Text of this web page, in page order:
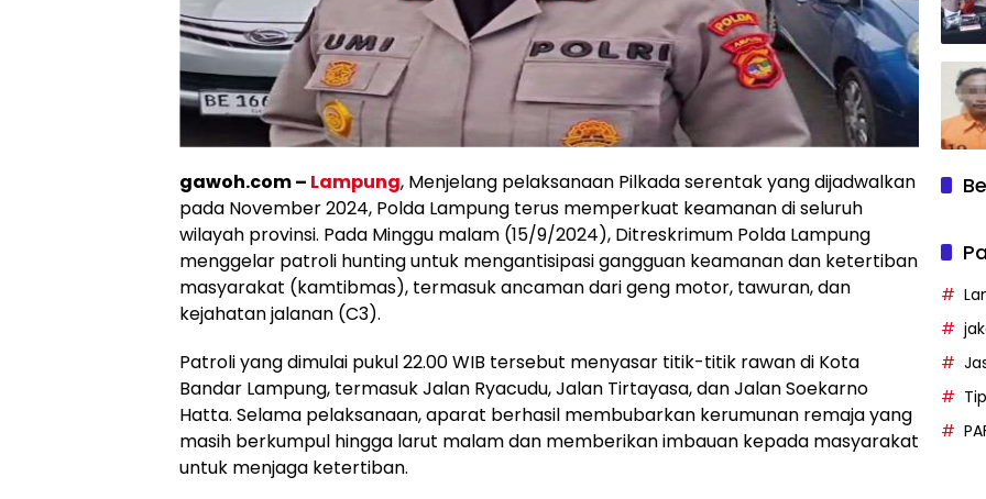
gawoh.com – Lampung, Menjelang pelaksanaan Pilkada serentak yang dijadwalkan
pada November 2024, Polda Lampung terus memperkuat keamanan di seluruh
wilayah provinsi. Pada Minggu malam (15/9/2024), Ditreskrimum Polda Lampung
menggelar patroli hunting untuk mengantisipasi gangguan keamanan dan ketertiban
masyarakat (kamtibmas), termasuk ancaman dari geng motor, tawuran, dan
kejahatan jalanan (C3).
Patroli yang dimulai pukul 22.00 WIB tersebut menyasar titik-titik rawan di Kota
Bandar Lampung, termasuk Jalan Ryacudu, Jalan Tirtayasa, dan Jalan Soekarno
Hatta. Selama pelaksanaan, aparat berhasil membubarkan kerumunan remaja yang
masih berkumpul hingga larut malam dan memberikan imbauan kepada masyarakat
untuk menjaga ketertiban.